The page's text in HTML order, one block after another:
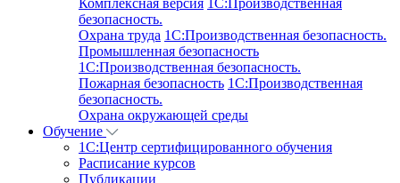
безопасность.
Охрана труда 1C:Производственная безопасность.
Промышленная безопасность
1C:Производственная безопасность.
Пожарная безопасность 1C:Производственная
безопасность.
Охрана окружающей среды
Обучение
1C:Центр сертифицированного обучения
Расписание курсов
Публикации